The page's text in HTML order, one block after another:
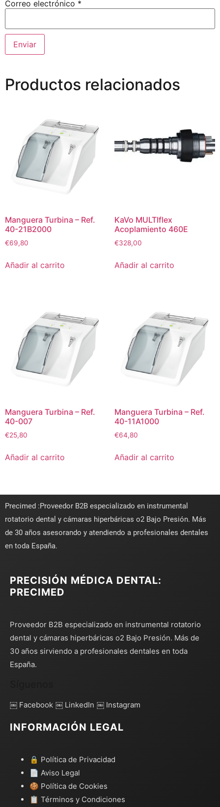
Correo electrónico *
Productos relacionados
Manguera Turbina – Ref.
40-21B2000
€69,80
Añadir al carrito
KaVo MULTIflex
Acoplamiento 460E
€328,00
Añadir al carrito
Manguera Turbina – Ref.
40-007
€25,80
Añadir al carrito
Manguera Turbina – Ref.
40-11A1000
€64,80
Añadir al carrito
Precimed :Proveedor B2B especializado en instrumental
rotatorio dental y cámaras hiperbáricas o2 Bajo Presión. Más
de 30 años asesorando y atendiendo a profesionales dentales
en toda España.
PRECISIÓN MÉDICA DENTAL:
PRECIMED
Proveedor B2B especializado en instrumental rotatorio
dental y cámaras hiperbáricas o2 Bajo Presión. Más de
30 años sirviendo a profesionales dentales en toda
España.
￼ Facebook ￼ LinkedIn ￼ Instagram
INFORMACIÓN LEGAL
🔒 Política de Privacidad
📄 Aviso Legal
🍪 Política de Cookies
📋 Términos y Condiciones